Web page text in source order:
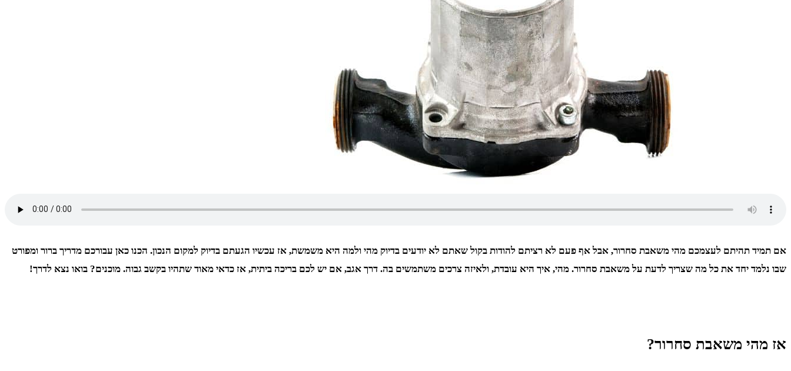
אם תמיד תהיתם לעצמכם מהי משאבת סחרור, אבל אף פעם לא רציתם להודות בקול שאתם לא יודעים בדיוק מהי ולמה היא משמשת, אז עכשיו הגעתם בדיוק למקום הנכון. הכנו כאן עבורכם מדריך ברור ומפורט
שבו נלמד יחד את כל מה שצריך לדעת על משאבת סחרור. מהי, איך היא עובדת, ולאיזה צרכים משתמשים בה. דרך אגב, אם יש לכם בריכה ביתית, אז כדאי מאוד שתהיו בקשב גבוה. מוכנים? בואו נצא לדרך!
אז מהי משאבת סחרור?